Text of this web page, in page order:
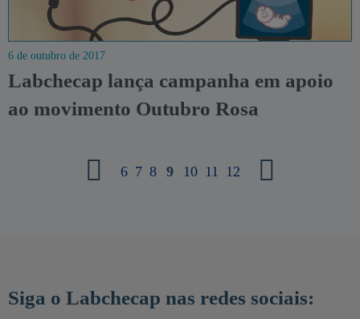
6 de outubro de 2017
Labchecap lança campanha em apoio
ao movimento Outubro Rosa
6 7 8 9 10 11 12
Siga o Labchecap nas redes sociais: